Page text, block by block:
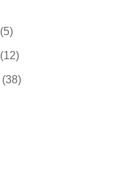
55
продукта
1212
продукта
3838